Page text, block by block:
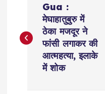
s
Gua :
मेघाहातुबुरु में
ठेका मजदूर ने
फांसी लगाकर की
आत्महत्या, इलाके
में शोक